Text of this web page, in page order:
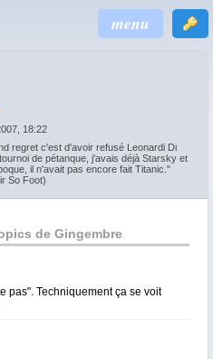
menu
18:22
regret c'est d'avoir refusé Leonardi Di
de pétanque, j'avais déjà Starsky et
il n'avait pas encore fait Titanic."
So Foot)
de Gingembre
pas". Techniquement ça se voit